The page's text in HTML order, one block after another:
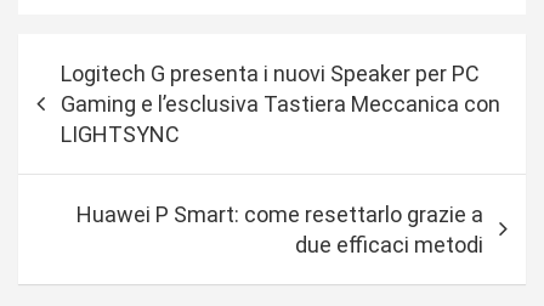
i
z
Logitech G presenta i nuovi Speaker per PC
Gaming e l’esclusiva Tastiera Meccanica con
LIGHTSYNC
Huawei P Smart: come resettarlo grazie a
due efficaci metodi